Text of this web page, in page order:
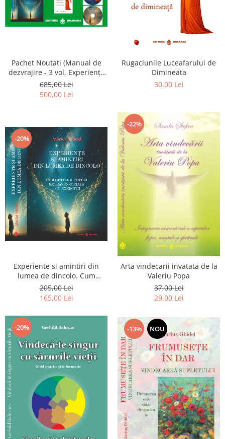
Pachet Noutati (Manual de
dezvrajire - 3 vol, Experiențe
și amintiri, Rugăciunile
Luceafarului de dimineata) -
Marius Ghidel
685,00 Lei
500,00 Lei
Rugaciunile Luceafarului de
Dimineata
30,00 Lei
-20%
Experiente si amintiri din
lumea de dincolo. Cum
obtinem puteri
extrasenzoriale - cu exercitii
205,00 Lei
165,00 Lei
-22%
Arta vindecarii invatata de la
Valeriu Popa
37,00 Lei
29,00 Lei
-20% -13% NOU